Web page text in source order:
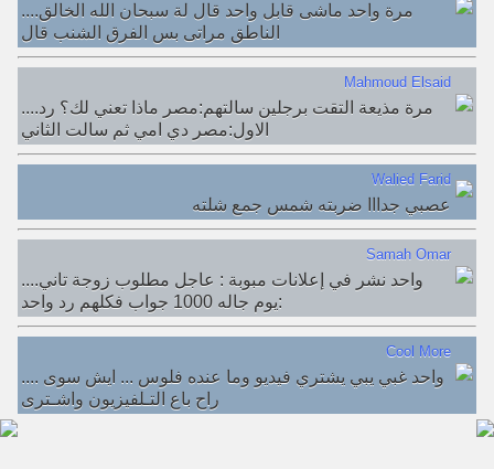
....مرة واحد ماشى قابل واحد قال لة سبحان الله الخالق
الناطق مراتى بس الفرق الشنب قال
Mahmoud Elsaid
....مرة مذيعة التقت برجلين سالتهم:مصر ماذا تعني لك؟ رد
الاول:مصر دي امي ثم سالت الثاني
Walied Farid
عصبي جدااا ضربته شمس جمع شلته
Samah Omar
....واحد نشر في إعلانات مبوبة : عاجل مطلوب زوجة تاني
يوم جاله 1000 جواب فكلهم رد واحد:
Cool More
.... واحد غبي يبي يشتري فيديو وما عنده فلوس ... ايش سوى
راح باع التـلفيزيون واشـترى